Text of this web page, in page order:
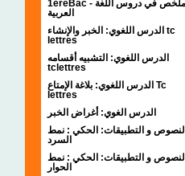
1éreBac - ملخص في دروس اللغة
العربية
الدرس اللغوي: الخبر والإنشاء tc
lettres
الدرس اللغوي: التشبيه أقسامه
tclettres
الدرس اللغوي: بلاغة الإمتاع Tc
lettres
الدرس الغوي: أغراض الخبر
النصوص و التطبيقات: الحكي : نمط
السرد
النصوص و التطبيقات: الحكي : نمط
الحوار